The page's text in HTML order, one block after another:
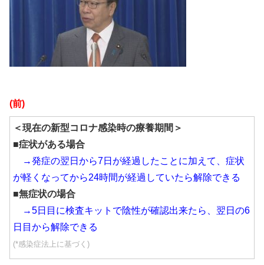
(前)
＜現在の新型コロナ感染時の療養期間＞
■症状がある場合
→発症の翌日から7日が経過したことに加えて、症状
が軽くなってから24時間が経過していたら解除できる
■無症状の場合
→5日目に検査キットで陰性が確認出来たら、翌日の6
日目から解除できる
(*感染症法上に基づく)